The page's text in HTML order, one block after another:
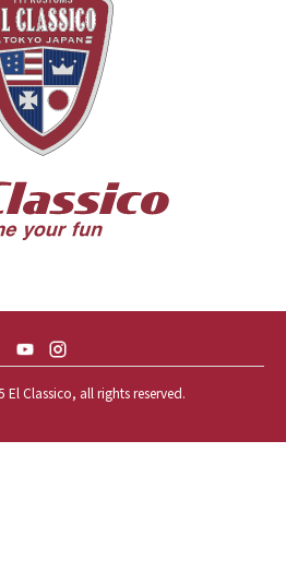
*
*
56
57*
DEVILLE
パ太郎
Classico, all rights reserved.️